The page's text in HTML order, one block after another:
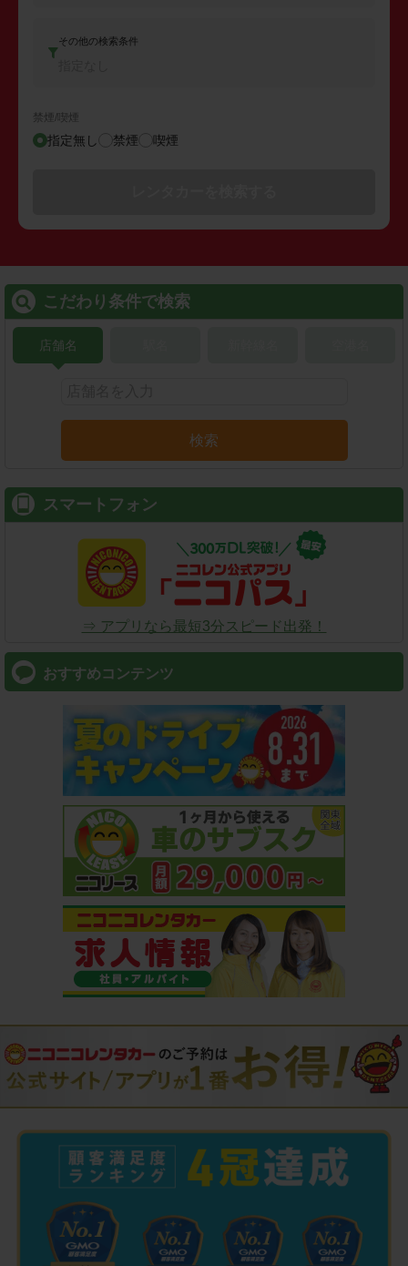
その他の検索条件
禁煙/喫煙
指定無し 禁煙 喫煙
こだわり条件で検索
店舗名
検索
スマートフォン
⇒ アプリなら最短3分スピード出発！
おすすめコンテンツ